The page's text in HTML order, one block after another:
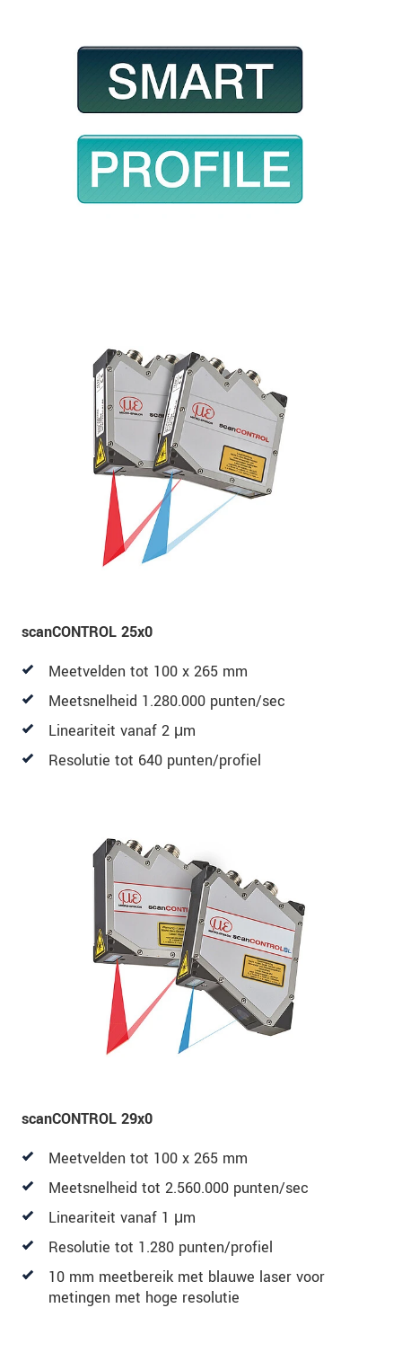
scanCONTROL 25x0
Meetvelden tot 100 x 265 mm
Meetsnelheid 1.280.000 punten/sec
Lineariteit vanaf 2 μm
Resolutie tot 640 punten/profiel
scanCONTROL 29x0
Meetvelden tot 100 x 265 mm
Meetsnelheid tot 2.560.000 punten/sec
Lineariteit vanaf 1 μm
Resolutie tot 1.280 punten/profiel
10 mm meetbereik met blauwe laser voor
metingen met hoge resolutie